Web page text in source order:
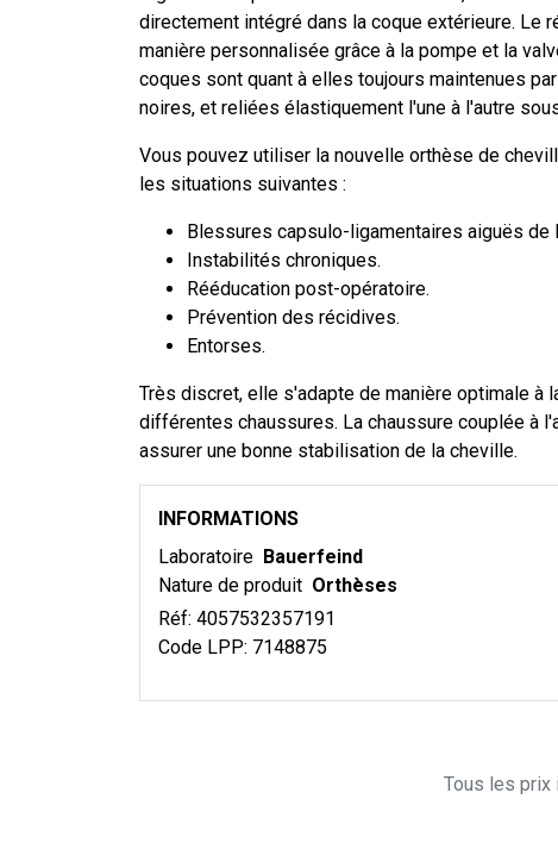
directement intégré dans la coque extérieure. Le
manière personnalisée grâce à la pompe et la
coques sont quant à elles toujours maintenues
noires, et reliées élastiquement l'une à l'autre
Vous pouvez utiliser la nouvelle orthèse de
les situations suivantes :
Blessures capsulo-ligamentaires aiguës de
Instabilités chroniques.
Rééducation post-opératoire.
Prévention des récidives.
Entorses.
Très discret, elle s'adapte de manière optimale à
différentes chaussures. La chaussure couplée à
assurer une bonne stabilisation de la cheville.
INFORMATIONS
Laboratoire Bauerfeind
Nature de produit Orthèses
Réf: 4057532357191
Code LPP: 7148875
Tous les prix